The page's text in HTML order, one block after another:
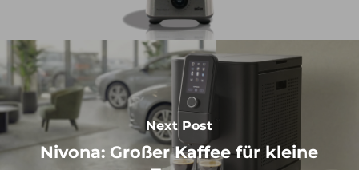
Next Post
Nivona: Großer Kaffee für kleine